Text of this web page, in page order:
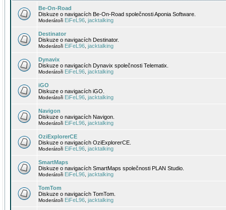
Be-On-Road
Diskuze o navigacích Be-On-Road společnosti Aponia Software.
Moderátoři EiFeL96 jacktalking
Destinator
Diskuze o navigacích Destinator.
Moderátoři EiFeL96 jacktalking
Dynavix
Diskuze o navigacích Dynavix společnosti Telematix.
Moderátoři EiFeL96 jacktalking
iGO
Diskuze o navigacích iGO.
Moderátoři EiFeL96 jacktalking
Navigon
Diskuze o navigacích Navigon.
Moderátoři EiFeL96 jacktalking
OziExplorerCE
Diskuze o navigacích OziExplorerCE.
Moderátoři EiFeL96 jacktalking
SmartMaps
Diskuze o navigacích SmartMaps společnosti PLAN Studio.
Moderátoři EiFeL96 jacktalking
TomTom
Diskuze o navigacích TomTom.
Moderátoři EiFeL96 jacktalking